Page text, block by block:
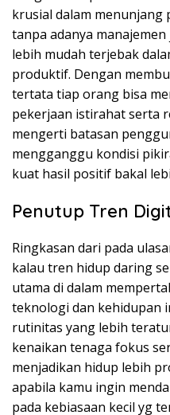
krusial dalam menunjang
tanpa adanya
lebih mudah terjebak
produktif. Dengan
tertata tiap orang bisa
pekerjaan istirahat serta
mengerti batasan
mengganggu kondisi
kuat hasil positif bakal
Penutup Tren
Ringkasan dari pada
kalau tren hidup daring
utama di dalam
teknologi dan kehidupan
rutinitas yang lebih
kenaikan tenaga fokus
menjadikan hidup lebih
apabila kamu ingin
pada kebiasaan kecil yg